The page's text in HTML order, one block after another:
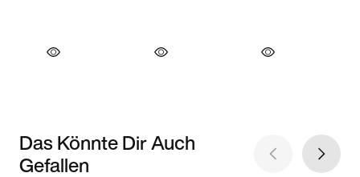
Das Könnte Dir Auch
Gefallen